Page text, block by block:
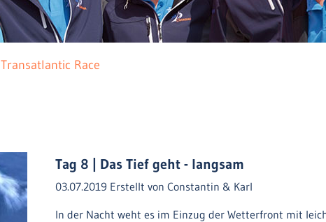
Transatlantic Race
Tag 8 | Das Tief geht - langsam
03.07.2019 Erstellt von Constantin & Karl
In der Nacht weht es im Einzug der Wetterfront mit